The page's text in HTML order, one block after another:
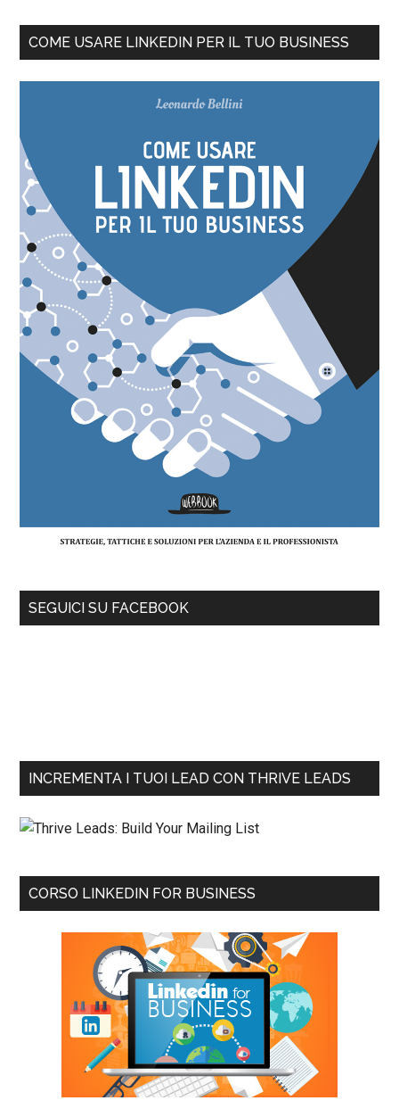
COME USARE LINKEDIN PER IL TUO BUSINESS
SEGUICI SU FACEBOOK
INCREMENTA I TUOI LEAD CON THRIVE LEADS
CORSO LINKEDIN FOR BUSINESS